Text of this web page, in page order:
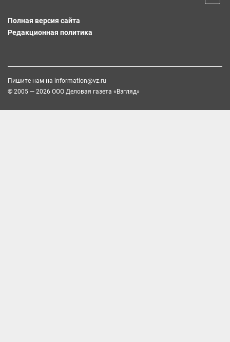
Полная версия сайта
Редакционная политика
Пишите нам на information@vz.ru
© 2005 — 2026 ООО Деловая газета «Взгляд»